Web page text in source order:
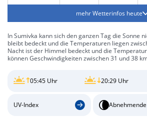
mehr Wetterinfos heute
In Sumivka kann sich den ganzen Tag die Sonne
bleibt bedeckt und die Temperaturen liegen
Nacht ist der Himmel bedeckt und die
können Geschwindigkeiten zwischen 31 und 38
05:45 Uhr 20:29 Uhr
UV-Index